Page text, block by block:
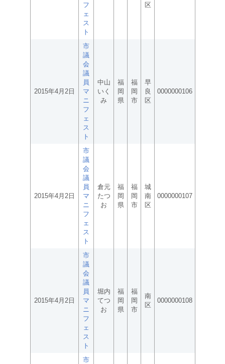
フ
ェ
ス
ト
区
2015年4月2日
市
議
会
議
員
マ
ニ
フ
ェ
ス
ト
中山
いく
み
福
岡
県
福
岡
市
早
良
区
0000000106
2015年4月2日
市
議
会
議
員
マ
ニ
フ
ェ
ス
ト
倉元
たつ
お
福
岡
県
福
岡
市
城
南
区
0000000107
2015年4月2日
市
議
会
議
員
マ
ニ
フ
ェ
ス
ト
堀内
てつ
お
福
岡
県
福
岡
市
南
区
0000000108
市